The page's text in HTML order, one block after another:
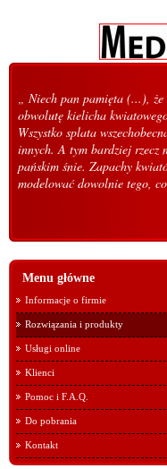
„ Niech pan pamięta (...), że
obwolutę kielicha
Wszystko splata
innych. A tym bardziej rzecz
pańskim śnie. Zapachy
modelować dowolnie tego,
Menu główne
Informacje o firmie
Rozwiązania i produkty
Usługi online
Klienci
Pomoc i F.A.Q.
Do pobrania
Kontakt